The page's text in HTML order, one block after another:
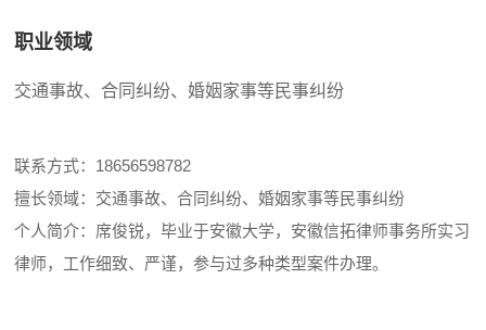
职业领域
交通事故、合同纠纷、婚姻家事等民事纠纷
联系方式：18656598782
擅长领域：交通事故、合同纠纷、婚姻家事等民事纠纷
个人简介：席俊锐，毕业于安徽大学，安徽信拓律师事务所实习
律师，工作细致、严谨，参与过多种类型案件办理。